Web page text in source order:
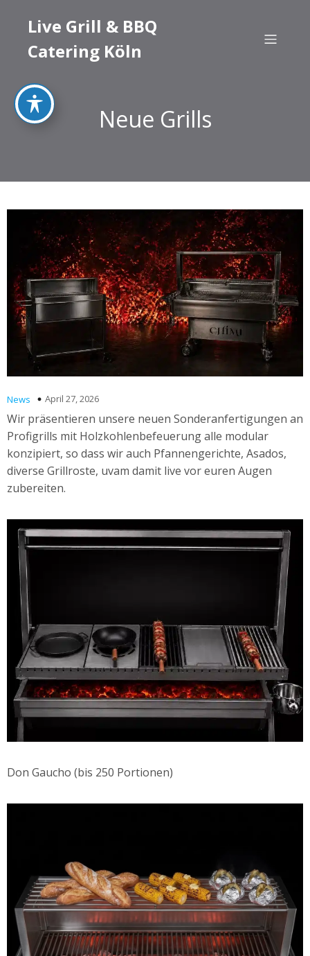
Live Grill & BBQ
Catering Köln
Neue Grills
News April 27, 2026
Wir präsentieren unsere neuen Sonderanfertigungen an
Profigrills mit Holzkohlenbefeuerung alle modular
konzipiert, so dass wir auch Pfannengerichte, Asados,
diverse Grillroste, uvam damit live vor euren Augen
zubereiten.
Don Gaucho (bis 250 Portionen)